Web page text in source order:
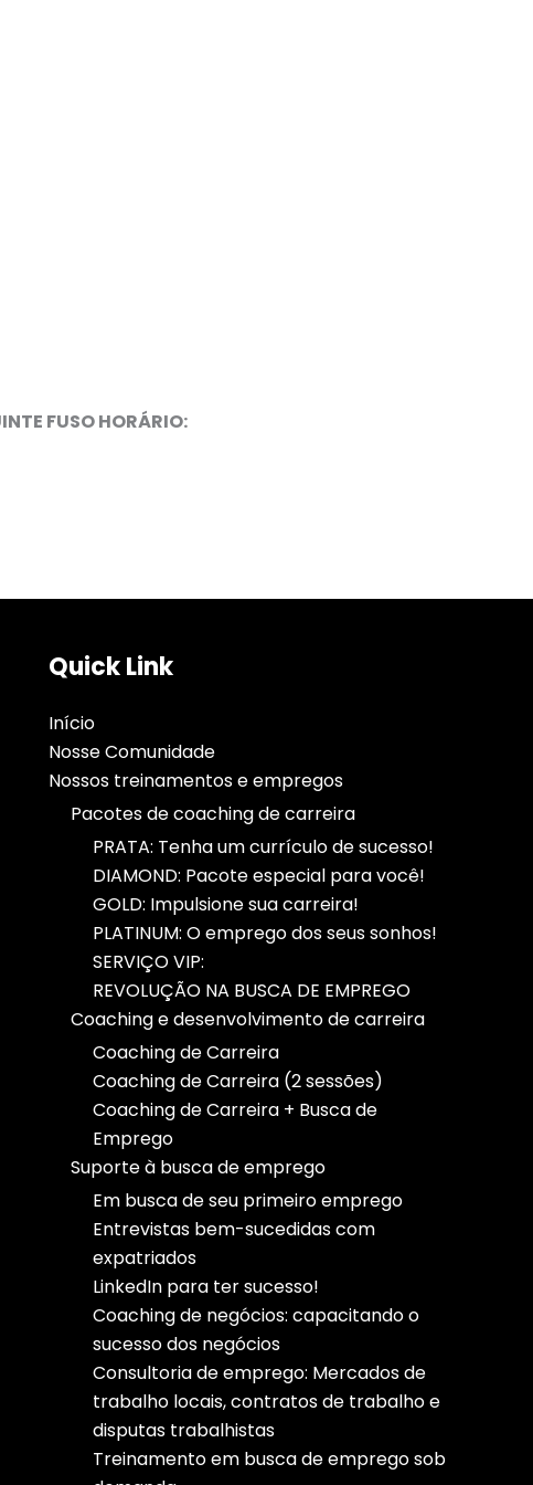
FUSO HORÁRIO:
Quick Link
Início
Nosse Comunidade
Nossos treinamentos e empregos
Pacotes de coaching de carreira
PRATA: Tenha um currículo de sucesso!
DIAMOND: Pacote especial para você!
GOLD: Impulsione sua carreira!
PLATINUM: O emprego dos seus sonhos!
SERVIÇO VIP:
REVOLUÇÃO NA BUSCA DE EMPREGO
Coaching e desenvolvimento de carreira
Coaching de Carreira
Coaching de Carreira (2 sessões)
Coaching de Carreira + Busca de
Emprego
Suporte à busca de emprego
Em busca de seu primeiro emprego
Entrevistas bem-sucedidas com
expatriados
LinkedIn para ter sucesso!
Coaching de negócios: capacitando o
sucesso dos negócios
Consultoria de emprego: Mercados de
trabalho locais, contratos de trabalho e
disputas trabalhistas
Treinamento em busca de emprego sob